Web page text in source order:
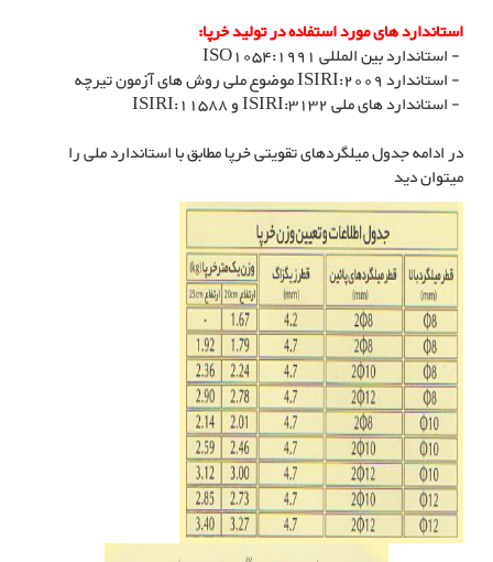
استاندارد های مورد استفاده در تولید خرپا:
- استاندارد بین المللی ISO1054:1991
- استاندارد ISIRI:2009 موضوع ملی روش های آزمون تیرچه
- استاندارد های ملی ISIRI:3132 و ISIRI:11588
در ادامه جدول میلگردهای تقویتی خرپا مطابق با استاندارد ملی را
میتوان دید